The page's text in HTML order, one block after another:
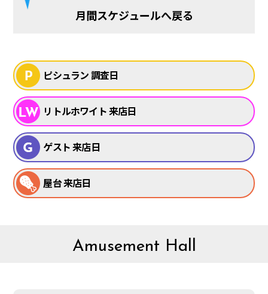
月間スケジュールへ戻る
ピシュラン 調査日
リトルホワイト 来店日
ゲスト 来店日
屋台 来店日
Amusement Hall